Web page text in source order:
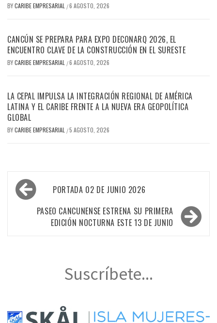
BYCARIBE EMPRESARIAL /6 AGOSTO, 2026
CANCÚN SE PREPARA PARA EXPO DECONARQ 2026, EL
ENCUENTRO CLAVE DE LA CONSTRUCCIÓN EN EL SURESTE
BYCARIBE EMPRESARIAL /6 AGOSTO, 2026
LA CEPAL IMPULSA LA INTEGRACIÓN REGIONAL DE AMÉRICA
LATINA Y EL CARIBE FRENTE A LA NUEVA ERA GEOPOLÍTICA
GLOBAL
BYCARIBE EMPRESARIAL /5 AGOSTO, 2026
Navegación
de
entradas
PORTADA 02 DE JUNIO 2026
PASEO CANCUNENSE ESTRENA SU PRIMERA
EDICIÓN NOCTURNA ESTE 13 DE JUNIO
Suscríbete...